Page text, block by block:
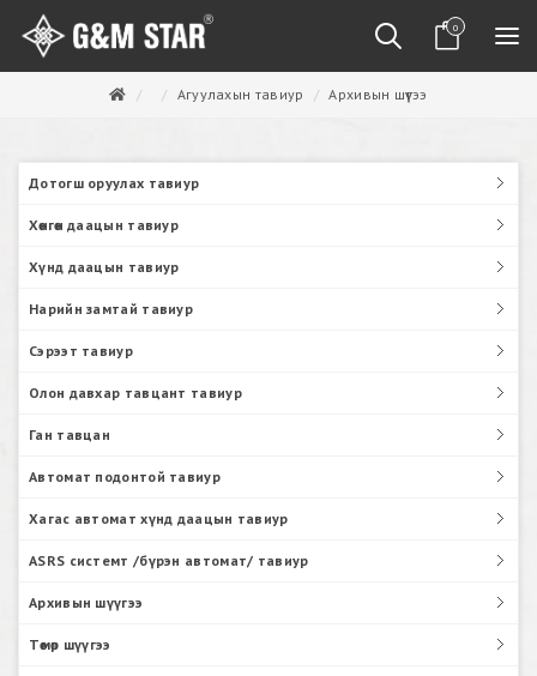
0
Агуулахын тавиур Архивын шүүгээ
Дотогш оруулах тавиур
Хөнгөн даацын тавиур
Хүнд даацын тавиур
Нарийн замтай тавиур
Сэрээт тавиур
Олон давхар тавцант тавиур
Ган тавцан
Автомат подонтой тавиур
Хагас автомат хүнд даацын тавиур
ASRS системт /бүрэн автомат/ тавиур
Архивын шүүгээ
Төмөр шүүгээ